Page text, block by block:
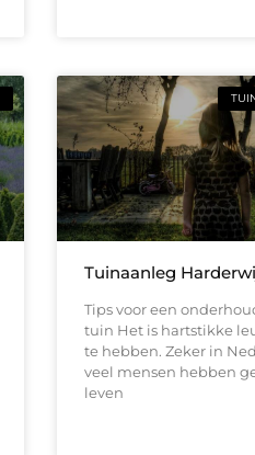
Tuinaanleg
Tips voor een
tuin Het is hartstikke
te hebben. Zeker in
veel mensen hebben
leven